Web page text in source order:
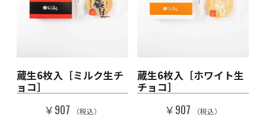
蔵生6枚入［ミルク生チ
ョコ］
￥907 （税込）
蔵生6枚入［ホワイト生
チョコ］
￥907 （税込）